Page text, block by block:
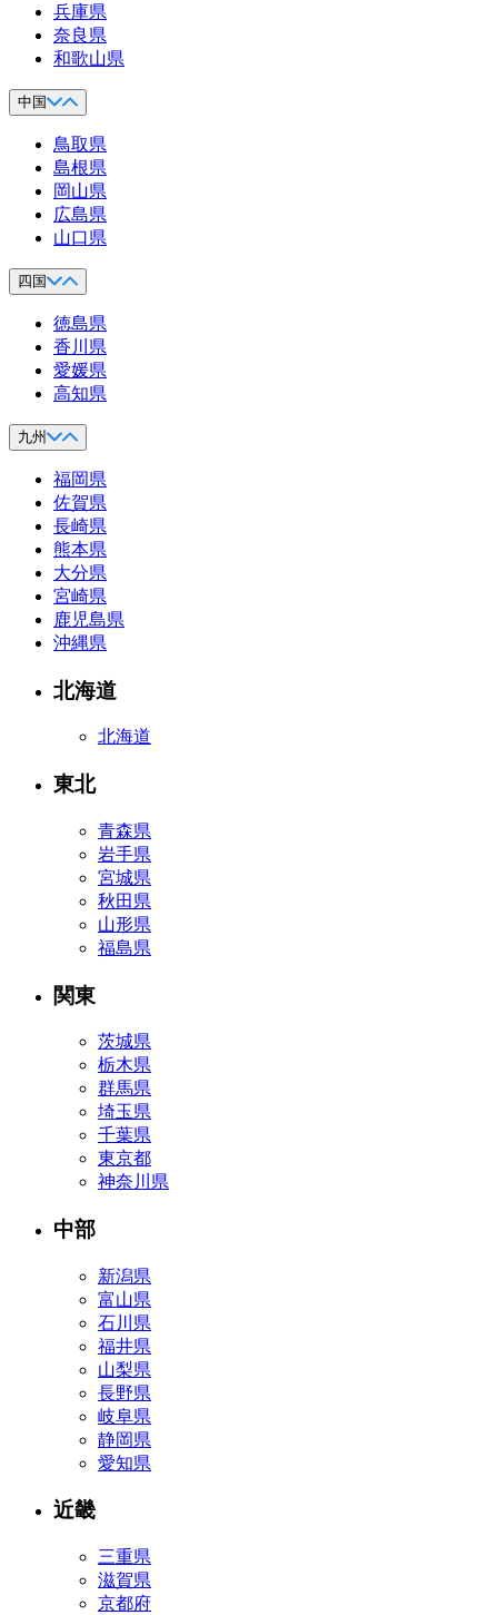
兵庫県
奈良県
和歌山県
中国
鳥取県
島根県
岡山県
広島県
山口県
四国
徳島県
香川県
愛媛県
高知県
九州
福岡県
佐賀県
長崎県
熊本県
大分県
宮崎県
鹿児島県
沖縄県
北海道
北海道
東北
青森県
岩手県
宮城県
秋田県
山形県
福島県
関東
茨城県
栃木県
群馬県
埼玉県
千葉県
東京都
神奈川県
中部
新潟県
富山県
石川県
福井県
山梨県
長野県
岐阜県
静岡県
愛知県
近畿
三重県
滋賀県
京都府